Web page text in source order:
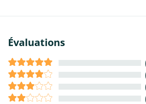
Évaluations